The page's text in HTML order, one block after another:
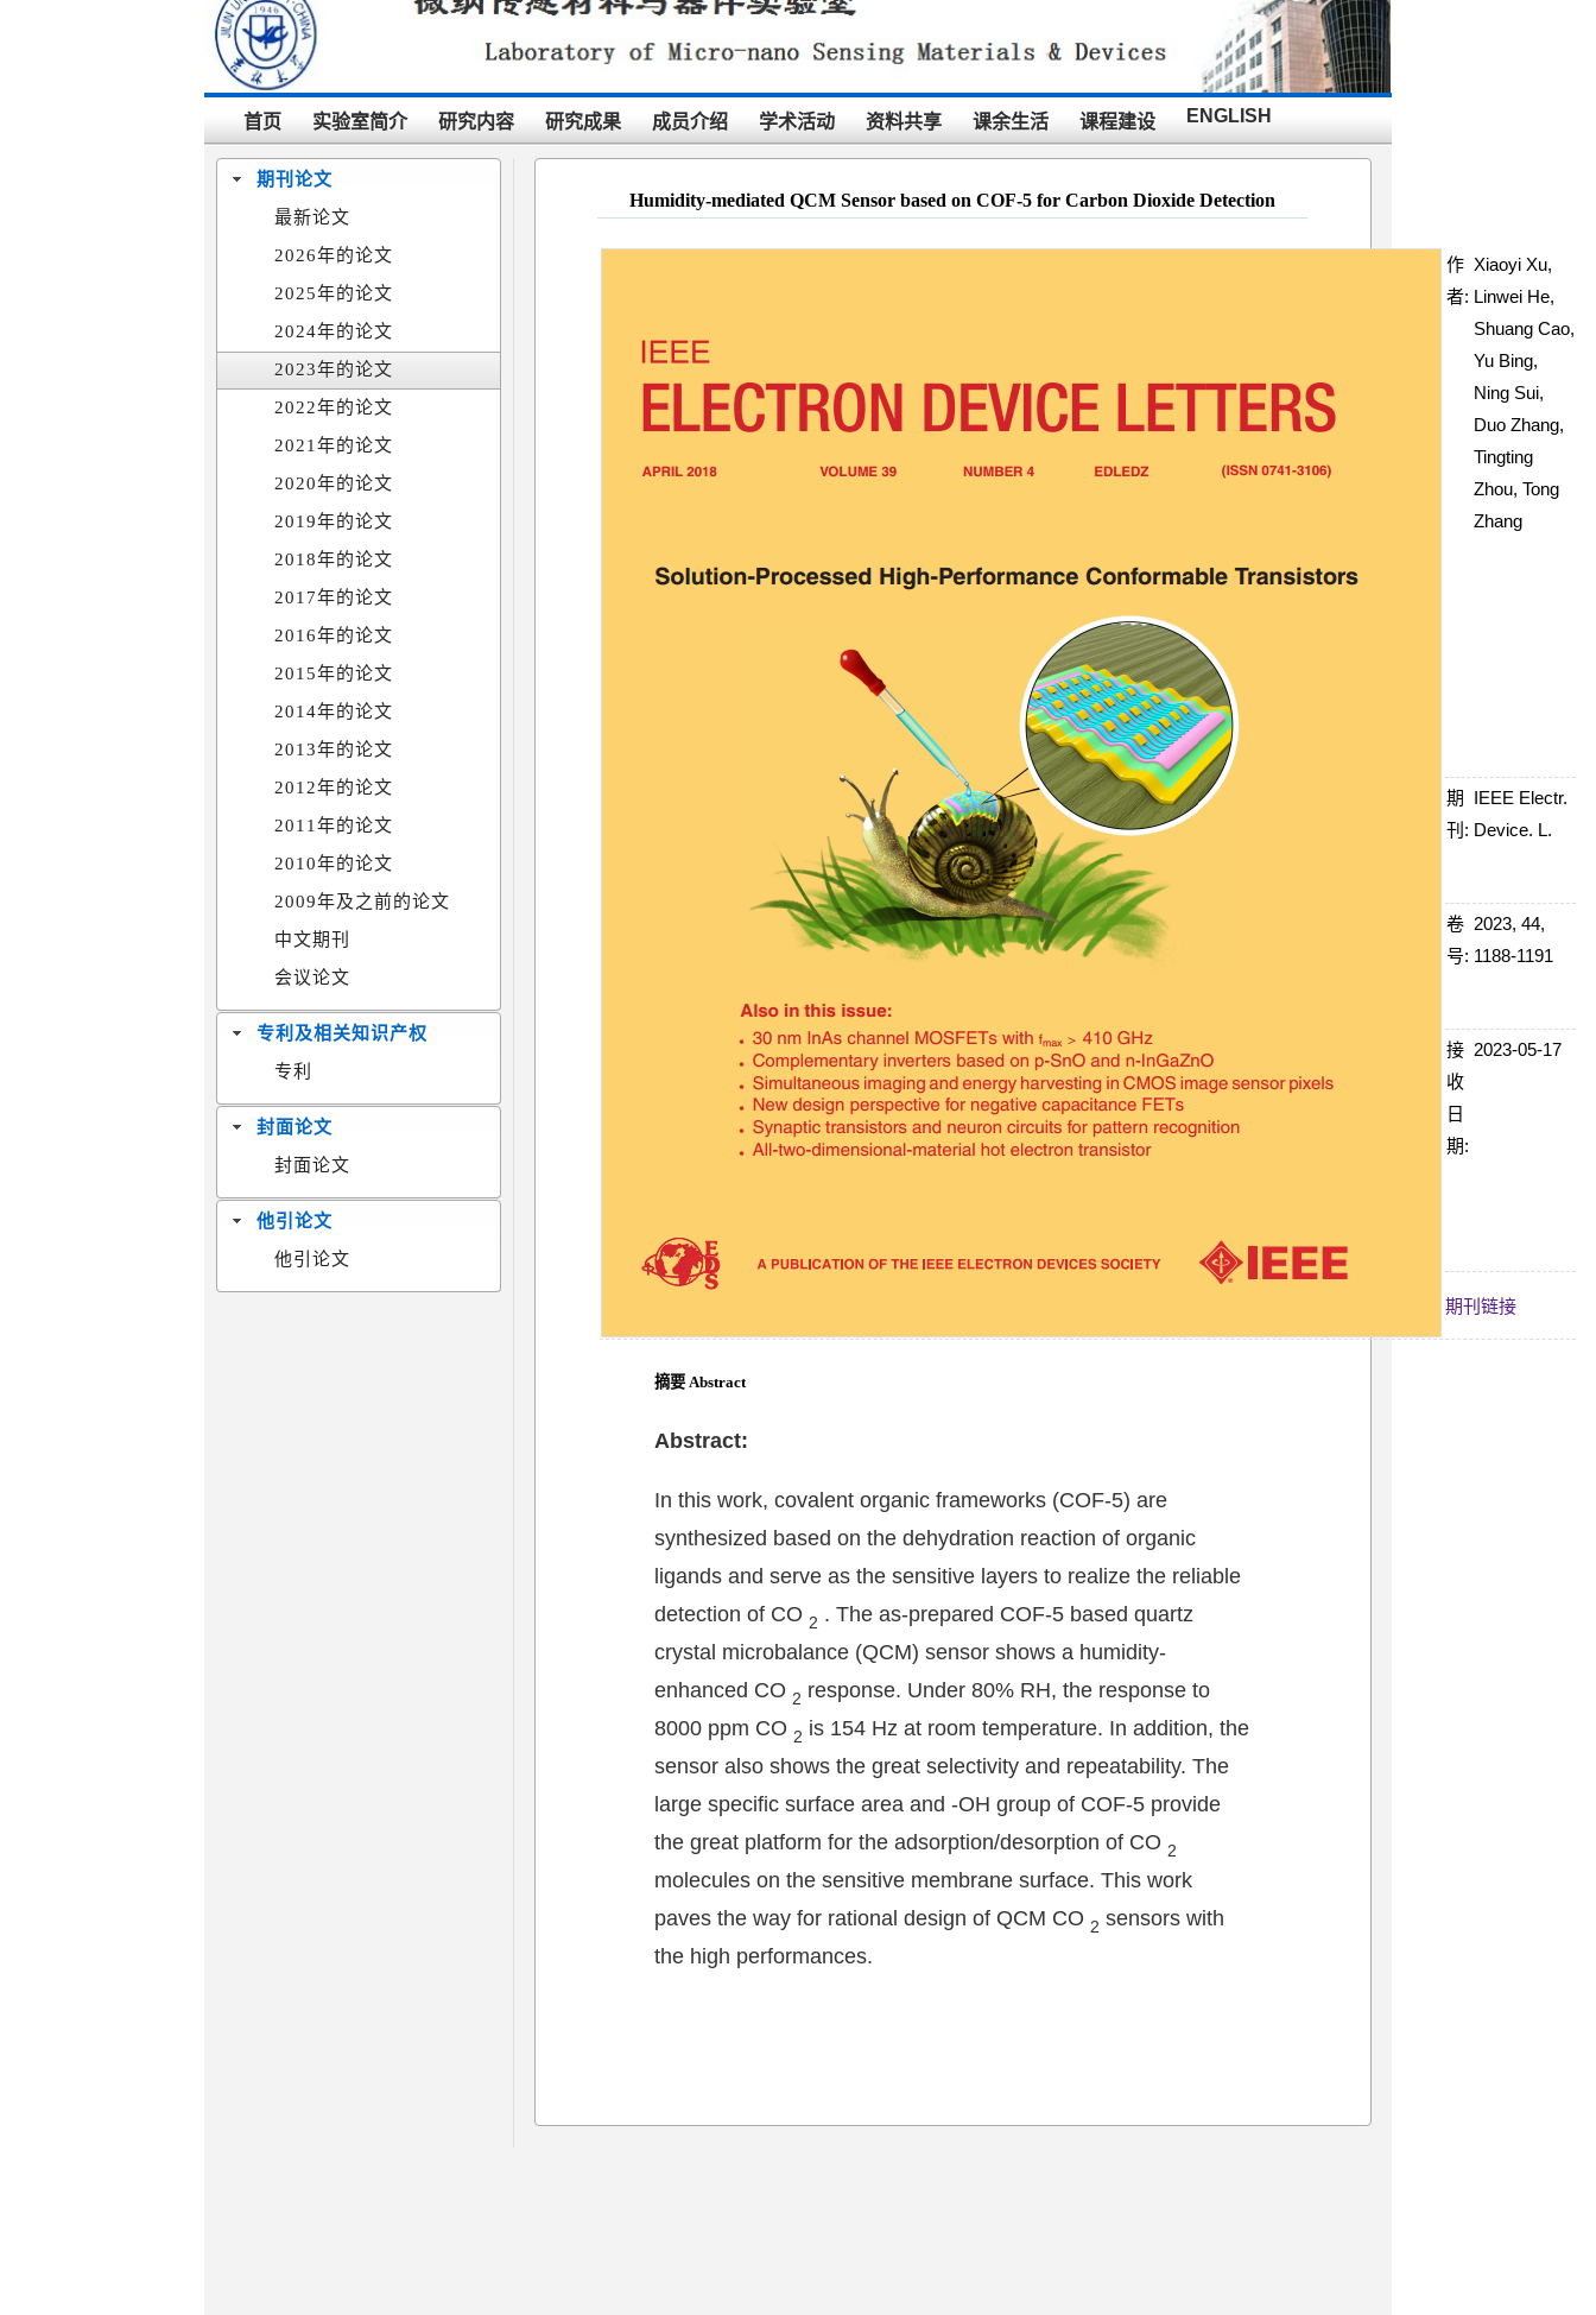
首页 实验室简介 研究内容 研究成果 成员介绍 学术活动 资料共享 课余生活 课程建设 ENGLISH
期刊论文
最新论文
2026年的论文
2025年的论文
2024年的论文
2023年的论文
2022年的论文
2021年的论文
2020年的论文
2019年的论文
2018年的论文
2017年的论文
2016年的论文
2015年的论文
2014年的论文
2013年的论文
2012年的论文
2011年的论文
2010年的论文
2009年及之前的论文
中文期刊
会议论文
专利及相关知识产权
专利
封面论文
封面论文
他引论文
他引论文
Humidity-mediated QCM Sensor based on COF-5 for Carbon Dioxide Detection
作
者:
Xiaoyi Xu,
Linwei He,
Shuang Cao,
Yu Bing,
Ning Sui,
Duo Zhang,
Tingting
Zhou, Tong
Zhang
期
刊:
IEEE Electr.
Device. L.
卷
号:
2023, 44,
1188-1191
接
收
日
期:
2023-05-17
期刊链接
摘要 Abstract
Abstract:
In this work, covalent organic frameworks (COF-5) are
synthesized based on the dehydration reaction of organic
ligands and serve as the sensitive layers to realize the reliable
detection of CO 2 . The as-prepared COF-5 based quartz
crystal microbalance (QCM) sensor shows a humidity-
enhanced CO 2 response. Under 80% RH, the response to
8000 ppm CO 2 is 154 Hz at room temperature. In addition, the
sensor also shows the great selectivity and repeatability. The
large specific surface area and -OH group of COF-5 provide
the great platform for the adsorption/desorption of CO 2
molecules on the sensitive membrane surface. This work
paves the way for rational design of QCM CO 2 sensors with
the high performances.